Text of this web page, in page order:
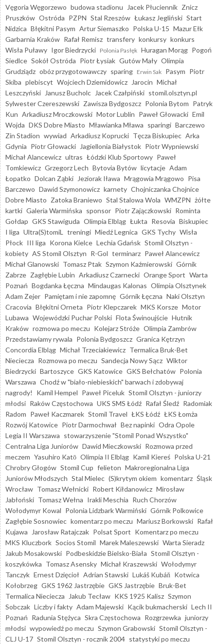
Vęgoria Węgorzewo budowa stadionu Jacek Płuciennik Znicz
Pruszków Ostróda PZPN Stal Rzeszów Łukasz Jegliński Start
Nidzica Błękitni Pasym Artur Siemaszko Polska U-15 Mazur Ełk
Garbarnia Kraków Rafał Remisz transfery konkursy konkurs
Wisła Puławy Igor Biedrzycki Polonia Pasłęk Huragan Morąg Pogoń
Siedlce Sokół Ostróda Piotr Łysiak Gutów Mały Olimpia
Grudziądz obóz przygotowawczy sparing Erwin Sak Pasym Piotr
Skiba plebiscyt Wojciech Dziemidowicz Jarocin Michał
Leszczyński
Janusz Bucholc Jacek Czałpiński stomil.olsztyn.pl
Sylwester Czereszewski Zawisza Bydgoszcz Polonia Bytom Patryk
Kun Arkadiusz Mroczkowski Motor Lublin Paweł Głowacki Emil
Wojda DKS Dobre Miasto Mławianka Mława sparingi Barczewo
Zin Stadion wywiad Arkadiusz Koprucki Tęcza Biskupiec Arka
Gdynia Piotr Głowacki Jagiellonia Białystok Piotr Wypniewski
Michał Alancewicz ultras Łódzki Klub Sportowy Paweł
Tomkiewicz Grzegorz Lech Bytovia Bytów licytacje Adam
Łopatko Dolcan Ząbki Jeziorak Iława Mrągowia Mrągowo Pisa
Barczewo Dawid Szymonowicz karnety Chojniczanka Chojnice
Dobre Miasto Zatoka Braniewo Stal Stalowa Wola WMZPN żółte
kartki Galeria Warmińska sponsor Piotr Zajączkowski Rominta
Gołdap GKS Stawiguda Olimpia Elbląg Łukta Resovia Biskupiec
I liga Ultra(S)tomiL treningi Miedź Legnica GKS Tychy Wisła
Płock III liga Korona Kielce Lechia Gdańsk Stomil Olsztyn -
kobiety AS Stomil Olsztyn R-Gol terminarz Paweł Alancewicz
Michał Glanowski Tomasz Ptak Szymon Kaźmierowski Górnik
Zabrze Zagłębie Lubin Arkadiusz Czarnecki Orange Sport Warta
Poznań Bogdanka Łęczna Mindaugas Kalonas Olimpia Olsztynek
Adam Zejer Pamiętam i nie zapomnę Górnik Łęczna Naki Olsztyn
Cracovia Błękitni Orneta Piotr Klepczarek MKS Korsze Motor
Lubawa Wojewódzki Puchar Polski Flota Świnoujście Hutnik
Kraków rozmowa po meczu Kolejarz Stróże Olimpia Zambrów
Przedstawiamy rywala Polonia Bydgoszcz Granica Kętrzyn
Concordia Elbląg Michał Trzeciakiewicz Termalica Bruk-Bet
Nieciecza Rozmowa po meczu Sandecja Nowy Sącz Wiktor
Biedrzycki Bartoszyce GKS Katowice GKS Bełchatów Polonia
Warszawa Chodź w "biało-niebieskich" barwach i zdobywaj
nagrody!
Kamil Hempel Paweł Piceluk Stomil Olsztyn - juniorzy
młodsi Raków Częstochowa UKS SMS Łódź Rafał Śledź Radomiak
Radom Paweł Kaczmarek Stomil Travel ŁKS Łódź ŁKS Łomża
Rozwój Katowice Piotr Darmochwał Bez napinki Odra Opole
Legia II Warszawa stowarzyszenie "Stomil Ponad Wszystko"
Centralna Liga Juniorów Dawid Mieczkowski Rozmowa przed
meczem Yasuhiro Katō Olimpia II Elbląg Kamil Kiereś Polska U-21
Chrobry Głogów Stomil Cup felieton Makroregionalna Liga
Juniorów Młodszych Stal Mielec (S)krytym okiem komentarz Śląsk
Wrocław Tomasz Wełnicki Robert Kiłdanowicz Mirosław
Jabłoński Tomasz Wełna Irakli Meschia Ruch Chorzów
Wołodymyr Kowal Polonia Lidzbark Warmiński Górnik Polkowice
Zagłębie Sosnowiec komentarz po meczu Mariusz Borkowski Rafał
Kujawa
Jarosław Ratajczak Polsat Sport Komentarz po meczu
MKS Kluczbork Socios Stomil Marek Maleszewski Warta Sieradz
Jakub Mosakowski Podbeskidzie Bielsko-Biała Stomil Olsztyn -
koszykówka Tomasz Asensky Michał Kraszewski Wołodymyr
Tanczyk Ernest Dzięcioł Adrian Stawski Lukáš Kubáň Kotwica
Kołobrzeg GKS 1962 Jastrzębie GKS Jastrzębie Bruk-Bet
Termalica Nieciecza
Jakub Tecław KKS 1925 Kalisz Szymon
Sobczak Liczby i fakty Adam Majewski Kącik bukmacherski Lech II
Poznań Radunia Stężyca Skra Częstochowa Rozgrzewka juniorzy
młodsi wypowiedź po meczu Szymon Grabowski Stomil Olsztyn -
CLJ U-17 Stomil Olsztyn - rocznik 2004 statystyki po meczu